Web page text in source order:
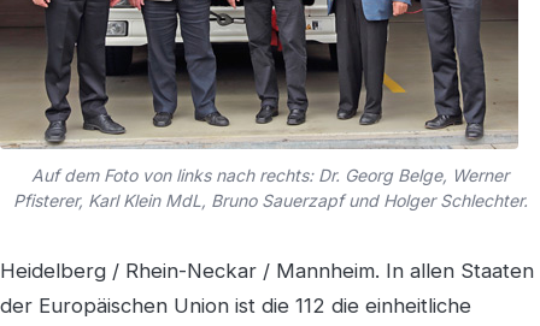
Auf dem Foto von links nach rechts: Dr. Georg Belge, Werner
Pfisterer, Karl Klein MdL, Bruno Sauerzapf und Holger Schlechter.
Heidelberg / Rhein-Neckar / Mannheim. In allen Staaten
der Europäischen Union ist die 112 die einheitliche